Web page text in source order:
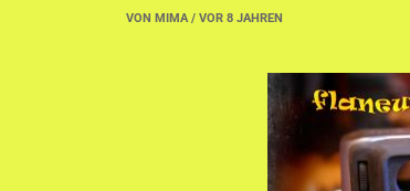
VON MIMA/ VOR 8 JAHREN